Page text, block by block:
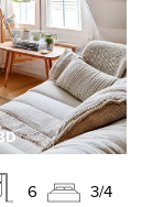
6 3/4